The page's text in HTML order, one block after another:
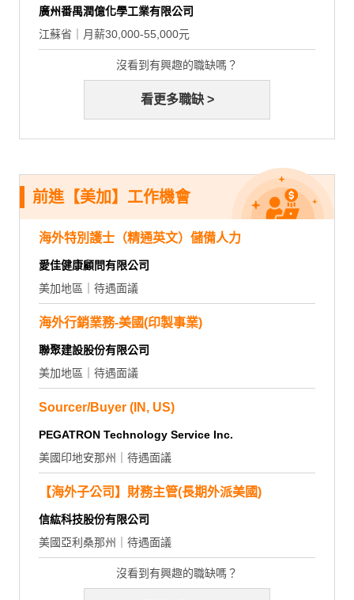
廣州番禺潤億化學工業有限公司
江蘇省｜月薪30,000-55,000元
沒看到有興趣的職缺嗎？
看更多職缺 >
前進【美加】工作機會
海外特別護士（精通英文）儲備人力
愛佳健康顧問有限公司
美加地區｜待遇面議
海外行銷業務-美國(印製事業)
聯聚建設股份有限公司
美加地區｜待遇面議
Sourcer/Buyer (IN, US)
PEGATRON Technology Service Inc.
美國印地安那州｜待遇面議
【海外子公司】財務主管(長期外派美國)
信紘科技股份有限公司
美國亞利桑那州｜待遇面議
沒看到有興趣的職缺嗎？